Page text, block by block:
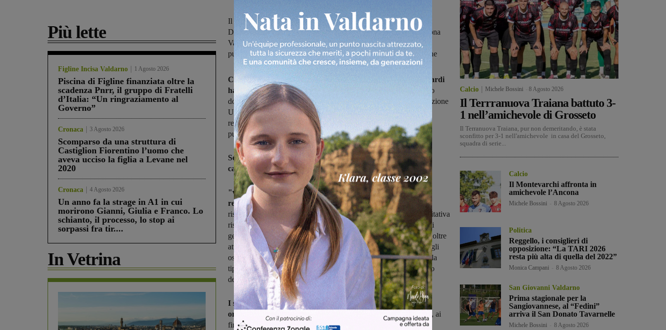
Più lette
Figline Incisa Valdarno 1 Agosto 2026
Piscina di Figline finanziata oltre la
scadenza Pnrr, il gruppo di Fratelli
d’Italia: “Un ringraziamento al
Governo”
Cronaca 3 Agosto 2026
Scomparso da una struttura di
Castiglion Fiorentino l’uomo che
aveva ucciso la figlia a Levane nel
2020
Cronaca 4 Agosto 2026
Un anno fa la strage in A1 in cui
morirono Gianni, Giulia e Franco. Lo
schianto, il processo, lo stop ai
sorpassi fra tir....
In Vetrina
Il provvedimento è scattato sulla scia della nota redatta dal
Dipartimento di Prevenzione U.F. Igiene pubblica e nutrizione Zona
Valdarno della Usl 8 con la quale “ai fini della tutela della salute
pubblica” è stata proposta l’adozione dell’ordinanza di sospensione
Con un'ordinanza il sindaco di San Giovanni Maurizio Viligiardi
ha sospeso l'attività dell'Hotel River.
Il provvedimento è scattato
dopo i controlli effettuati da personale del Dipartimento di prevenzione
U.F. Igiene pubblica e nutrizione Zona Valdarno della Usl8 e la
relativa relazione con la quale " ai fini della tutela della salute
pubblica" è stata proposta al sindaco l'ordinanza di sospensione.
Secondo la nota della Asl durante i sopralluoghi sono emerse
carenze riferite a :
"variazione strutturale con realizzazione di locale privo dei
requisiti minimi per mancanza di aerazione diretta;
mancato
rispetto della destinazione d’uso e utilizzo improprio dell’unità abitativa
rispetto alle attività alberghiere erogabili, con preparazione di pasti
gestita in proprio da parte degli ospiti in locale comune; e preso inoltre
atto delle dichiarazioni rilasciate ai carabinieri, in base alle quali agli
ospiti non vengono forniti i servizi obbligatoriamente previsti per la
tipologia ricettiva alberghiera, quali la pulizia dei locali e il cambio
della biancheria".
I sindaco di San Giovanni, dunque, con il provvedimento ha
ordinato al titolare della struttura alberghiera
"di provvedere, ai
fini della tutela della salute pubblica, alla sospensione con effetto
Calcio Michele Bossini 8 Agosto 2026
Il Terrranuova Traiana battuto 3-
1 nell’amichevole di Grosseto
Il Terranuova Traiana, pur non demeritando, è stata
sconfitto per 3-1 nell'amichevole in casa del Grosseto,
squadra di serie...
Calcio
Il Montevarchi affronta in
amichevole l’Ancona
Michele Bossini 8 Agosto 2026
Politica
Reggello, i consiglieri di
opposizione: “La TARI 2026
resta più alta di quella del 2022”
Monica Campani 8 Agosto 2026
San Giovanni Valdarno
Prima stagionale per la
Sangiovannese, al “Fedini”
arriva il San Donato Tavarnelle
Michele Bossini 8 Agosto 2026